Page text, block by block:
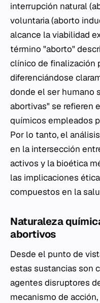
interrupción natural
voluntaria (aborto
alcance la viabilidad
término "aborto"
clínico de finalización
diferenciándose
donde el ser humano
abortivas" se refieren
químicos empleados
Por lo tanto, el
en la intersección
activos y la bioética
las implicaciones
compuestos en la
Naturaleza
abortivos
Desde el punto de
estas sustancias son
agentes disruptores
mecanismo de